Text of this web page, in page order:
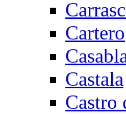
Cartero
Castala
Castro